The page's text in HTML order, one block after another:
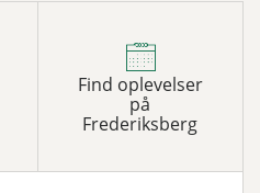
Find oplevelser
på
Frederiksberg